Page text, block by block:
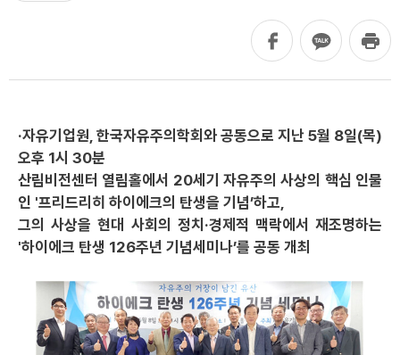
·자유기업원, 한국자유주의학회와 공동으로 지난 5월 8일(목)
오후 1시 30분
산림비전센터 열림홀에서 20세기 자유주의 사상의 핵심 인물
인 '프리드리히 하이에크의 탄생을 기념’하고,
그의 사상을 현대 사회의 정치·경제적 맥락에서 재조명하는
'하이에크 탄생 126주년 기념세미나’를 공동 개최